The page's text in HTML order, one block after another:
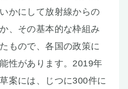
かにして放射線からの
、その基本的な枠組み
もので、各国の政策に
性があります。2019年
案には、じつに300件に